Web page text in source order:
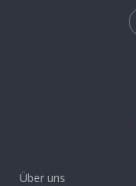
Über uns